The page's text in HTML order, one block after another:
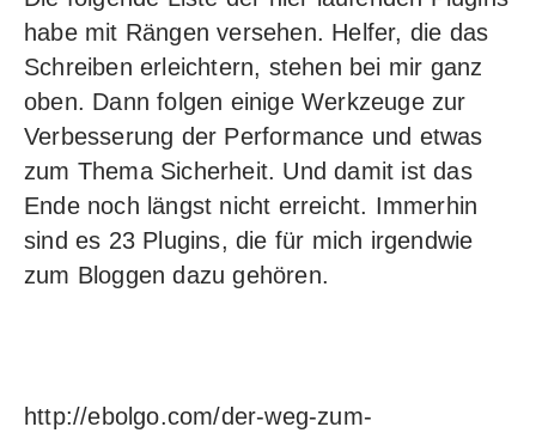
habe mit Rängen versehen. Helfer, die das
Schreiben erleichtern, stehen bei mir ganz
oben. Dann folgen einige Werkzeuge zur
Verbesserung der Performance und etwas
zum Thema Sicherheit. Und damit ist das
Ende noch längst nicht erreicht. Immerhin
sind es 23 Plugins, die für mich irgendwie
zum Bloggen dazu gehören.
http://ebolgo.com/der-weg-zum-